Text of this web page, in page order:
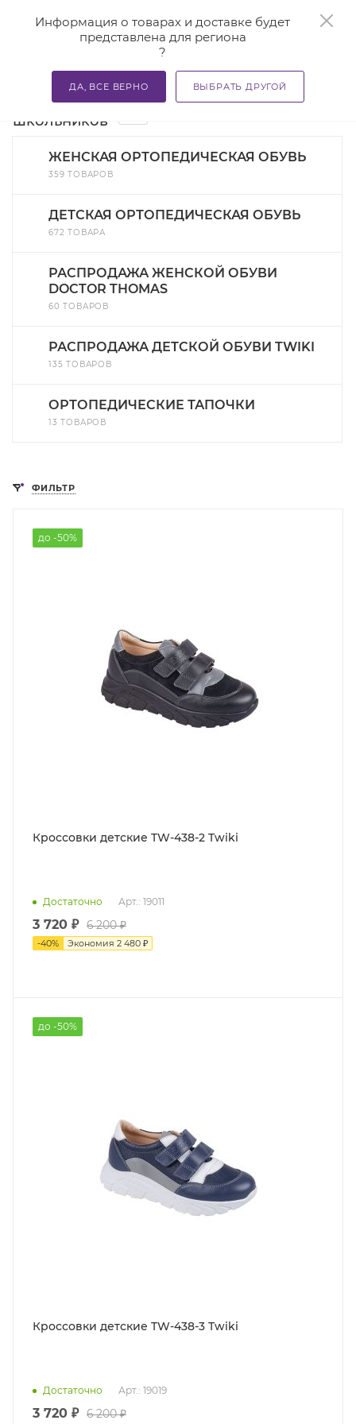
Информация о товарах и доставке будет
представлена для региона
?
ДА, ВСЕ ВЕРНО ВЫБРАТЬ ДРУГОЙ
Главная — Каталог — Ортопедическая обувь —
Ортопедическая обувь для
школьников
ЖЕНСКАЯ ОРТОПЕДИЧЕСКАЯ ОБУВЬ
359 ТОВАРОВ
ДЕТСКАЯ ОРТОПЕДИЧЕСКАЯ ОБУВЬ
672 ТОВАРА
РАСПРОДАЖА ЖЕНСКОЙ ОБУВИ
DOCTOR THOMAS
60 ТОВАРОВ
РАСПРОДАЖА ДЕТСКОЙ ОБУВИ TWIKI
135 ТОВАРОВ
ОРТОПЕДИЧЕСКИЕ ТАПОЧКИ
13 ТОВАРОВ
ФИЛЬТР
до -50%
Кроссовки детские TW-438-2 Twiki
Достаточно Арт.: 19011
3 720 ₽ 6 200 ₽
-40% Экономия 2 480 ₽
до -50%
Кроссовки детские TW-438-3 Twiki
Достаточно Арт.: 19019
3 720 ₽ 6 200 ₽